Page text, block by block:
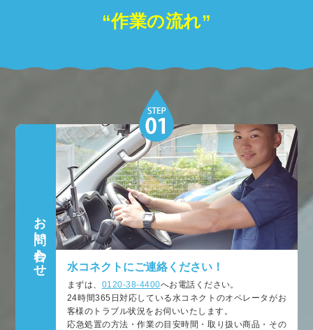
“作業の流れ”
お問い合わせ 水コネクトにご連絡ください！
まずは、 0120-38-4400へお電話ください。
24時間365日対応している水コネクトのオペレータがお
客様のトラブル状況をお伺いいたします。
応急処置の方法・作業の目安時間・取り扱い商品・その